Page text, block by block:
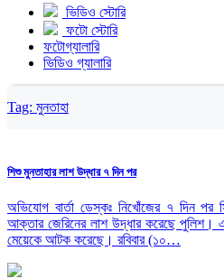
ভিডিও স্টোরি
ফটো স্টোরি
ফটোগ্যালারি
ভিডিও গ্যালারি
Tag: মুনতাহা
শিশু মুনতাহার লাশ উদ্ধার ৭ দিন পর
অভিযোগ বার্তা ডেস্কঃ নিখোঁজের ৭ দিন পর
আক্তার জেরিনের লাশ উদ্ধার করেছে পুলিশ। এ
মেয়েকে আটক করেছে। রবিবার (১০…